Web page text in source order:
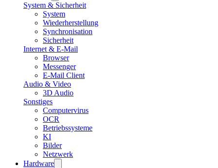
System & Sicherheit
System
Wiederherstellung
Synchronisation
Sicherheit
Internet & E-Mail
Browser
Messenger
E-Mail Client
Audio & Video
3D Audio
Sonstiges
Computervirus
OCR
Betriebssysteme
KI
Bilder
Netzwerk
Hardware